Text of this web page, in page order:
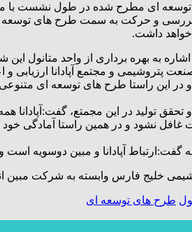
ای مطرح شده در طول نشست با
بررسی و حرکت به سمت طرح های
خواهد داشت.
به بهره برداری از واحد متانول
و مجتمع آپادانا ارزیابی و
و در این راستا طرح های توسعه ای
تولید در این مجمتع، گفت:آپادانا
غافل نشود و در همین راستا
گفت:ارتباط آپادانا و مبین دوسویه
خلیج فارس وابسته به شرکت
طرح های توسعه ای